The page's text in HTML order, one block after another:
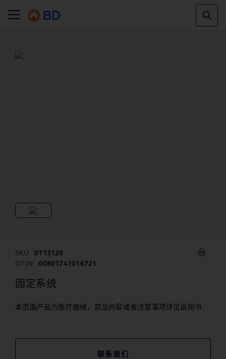
SKU:
0113120
GTIN:
00801741016721
固定系统
本页面产品为医疗器械，禁忌内容或者注意事项详见说明书
联系我们